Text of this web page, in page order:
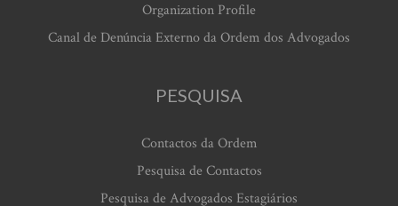
Organization Profile
Canal de Denúncia Externo da Ordem dos Advogados
PESQUISA
Contactos da Ordem
Pesquisa de Contactos
Pesquisa de Advogados Estagiários